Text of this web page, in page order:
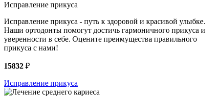
Исправление прикуса
Исправление прикуса - путь к здоровой и красивой улыбке.
Наши ортодонты помогут достичь гармоничного прикуса и
уверенности в себе. Оцените преимущества правильного
прикуса с нами!
15832 ₽
Исправление прикуса